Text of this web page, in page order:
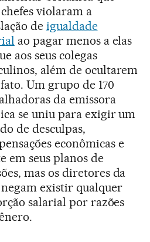
chefes violaram a
de igualdade
ao pagar menos a elas
aos seus colegas
além de ocultarem
fato. Um grupo de 170
da emissora
se uniu para exigir um
de desculpas,
econômicas e
em seus planos de
mas os diretores da
negam existir qualquer
salarial por razões